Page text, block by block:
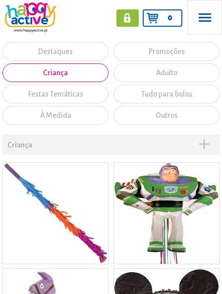
0
Destaques Promoções
Criança Adulto
Festas Temáticas Tudo para bolos
À Medida Outros
Criança